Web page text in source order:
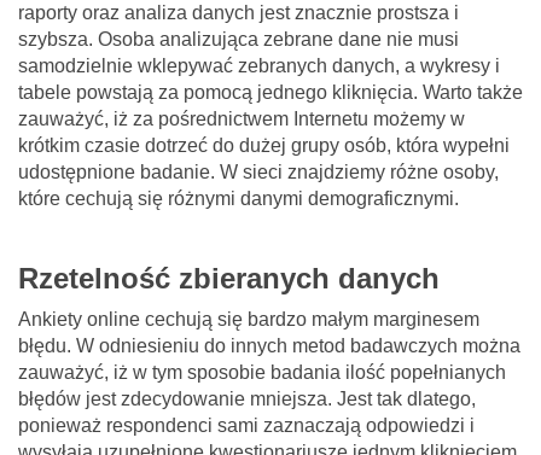
raporty oraz analiza danych jest znacznie prostsza i
szybsza. Osoba analizująca zebrane dane nie musi
samodzielnie wklepywać zebranych danych, a wykresy i
tabele powstają za pomocą jednego kliknięcia. Warto także
zauważyć, iż za pośrednictwem Internetu możemy w
krótkim czasie dotrzeć do dużej grupy osób, która wypełni
udostępnione badanie. W sieci znajdziemy różne osoby,
które cechują się różnymi danymi demograficznymi.
Rzetelność zbieranych danych
Ankiety online cechują się bardzo małym marginesem
błędu. W odniesieniu do innych metod badawczych można
zauważyć, iż w tym sposobie badania ilość popełnianych
błędów jest zdecydowanie mniejsza. Jest tak dlatego,
ponieważ respondenci sami zaznaczają odpowiedzi i